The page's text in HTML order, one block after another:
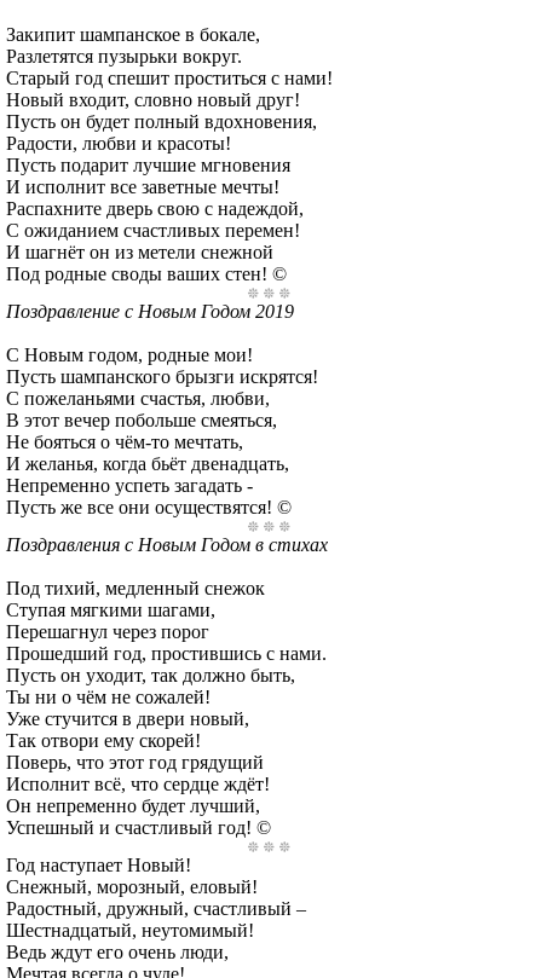
Закипит шампанское в бокале,
Разлетятся пузырьки вокруг.
Старый год спешит проститься с нами!
Новый входит, словно новый друг!
Пусть он будет полный вдохновения,
Радости, любви и красоты!
Пусть подарит лучшие мгновения
И исполнит все заветные мечты!
Распахните дверь свою с надеждой,
С ожиданием счастливых перемен!
И шагнёт он из метели снежной
Под родные своды ваших стен! ©
Поздравление с Новым Годом 2019
С Новым годом, родные мои!
Пусть шампанского брызги искрятся!
С пожеланьями счастья, любви,
В этот вечер побольше смеяться,
Не бояться о чём-то мечтать,
И желанья, когда бьёт двенадцать,
Непременно успеть загадать -
Пусть же все они осуществятся! ©
Поздравления с Новым Годом в стихах
Под тихий, медленный снежок
Ступая мягкими шагами,
Перешагнул через порог
Прошедший год, простившись с нами.
Пусть он уходит, так должно быть,
Ты ни о чём не сожалей!
Уже стучится в двери новый,
Так отвори ему скорей!
Поверь, что этот год грядущий
Исполнит всё, что сердце ждёт!
Он непременно будет лучший,
Успешный и счастливый год! ©
Год наступает Новый!
Снежный, морозный, еловый!
Радостный, дружный, счастливый –
Шестнадцатый, неутомимый!
Ведь ждут его очень люди,
Мечтая всегда о чуде!